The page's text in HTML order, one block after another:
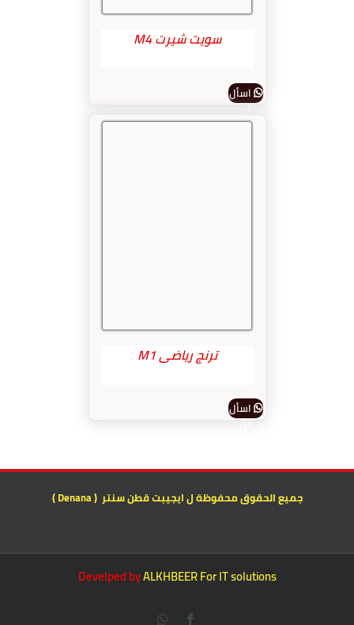
سويت شيرت M4
اسأل
عن
المنتج
ترنج رياضى M1
اسأل
عن
جميع الحقوق محفوظة ل ايجيبت قطن سنتر ( Denana )
Develped byALKHBEER For IT solutions
Facebook
Whatsapp